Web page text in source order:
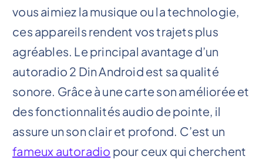
vous aimiez la musique ou la technologie,
ces appareils rendent vos trajets plus
agréables. Le principal avantage d’un
autoradio 2 Din Android est sa qualité
sonore. Grâce à une carte son améliorée et
des fonctionnalités audio de pointe, il
assure un son clair et profond. C’est un
fameux autoradio pour ceux qui cherchent